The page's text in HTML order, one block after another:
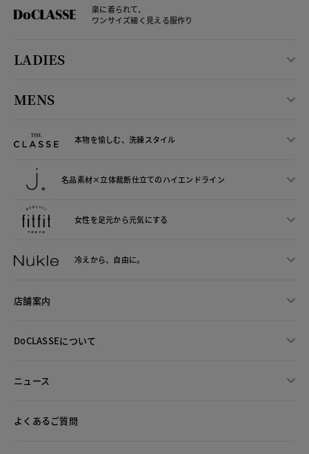
楽に着られて、
ワンサイズ細く見える服作り
LADIES
MENS
本物を愉しむ、洗練スタイル
名品素材×立体裁断仕立てのハイエンドライン
女性を足元から元気にする
冷えから、 自由に。
店舗案内
DoCLASSEについて
ニュース
よくあるご質問